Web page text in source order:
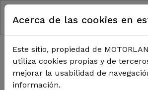
Pasar al contenido principal
RUTA DE
Inicio Noticias
TODA LA
MOTORLAND
Acerca de las cookies en
Este sitio, propiedad de
utiliza cookies propias y de
mejorar la usabilidad de
información.